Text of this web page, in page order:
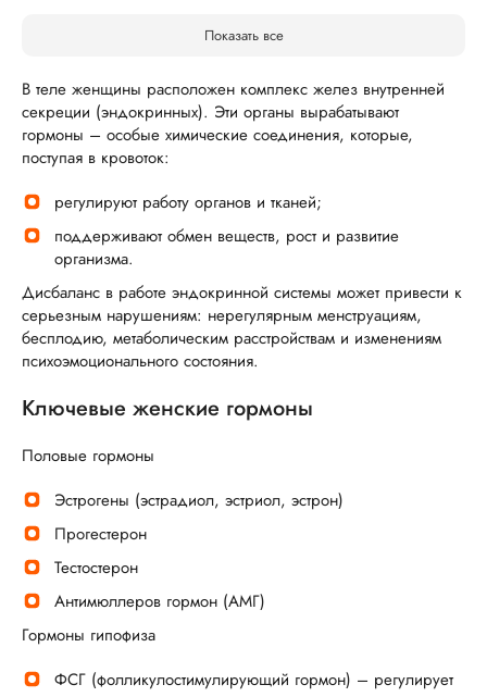
Показать все
В теле женщины расположен комплекс желез внутренней
секреции (эндокринных). Эти органы вырабатывают
гормоны – особые химические соединения, которые,
поступая в кровоток:
регулируют работу органов и тканей;
поддерживают обмен веществ, рост и развитие
организма.
Дисбаланс в работе эндокринной системы может привести к
серьезным нарушениям: нерегулярным менструациям,
бесплодию, метаболическим расстройствам и изменениям
психоэмоционального состояния.
Ключевые женские гормоны
Половые гормоны
Эстрогены (эстрадиол, эстриол, эстрон)
Прогестерон
Тестостерон
Антимюллеров гормон (АМГ)
Гормоны гипофиза
ФСГ (фолликулостимулирующий гормон) – регулирует